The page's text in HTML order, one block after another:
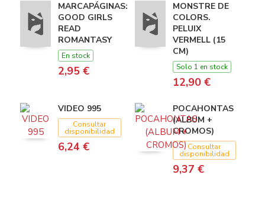
MARCAPÁGINAS:
GOOD GIRLS
READ
ROMANTASY
En stock
2,95 €
MONSTRE DE
COLORS.
PELUIX
VERMELL (15
CM)
Solo 1 en stock
12,90 €
VIDEO 995
Consultar
disponibilidad
6,24 €
POCAHONTAS
(ALBUM +
CROMOS)
Consultar
disponibilidad
9,37 €